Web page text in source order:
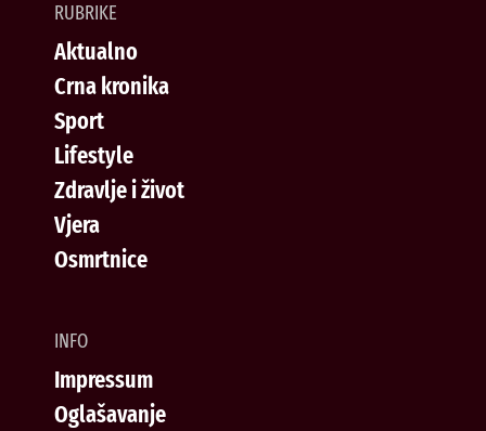
RUBRIKE
Aktualno
Crna kronika
Sport
Lifestyle
Zdravlje i život
Vjera
Osmrtnice
INFO
Impressum
Oglašavanje